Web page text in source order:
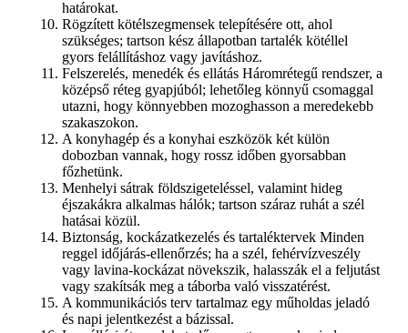
határokat.
Rögzített kötélszegmensek telepítésére ott, ahol
szükséges; tartson kész állapotban tartalék kötéllel
gyors felállításhoz vagy javításhoz.
Felszerelés, menedék és ellátás Háromrétegű rendszer, a
középső réteg gyapjúból; lehetőleg könnyű csomaggal
utazni, hogy könnyebben mozoghasson a meredekebb
szakaszokon.
A konyhagép és a konyhai eszközök két külön
dobozban vannak, hogy rossz időben gyorsabban
főzhetünk.
Menhelyi sátrak földszigeteléssel, valamint hideg
éjszakákra alkalmas hálók; tartson száraz ruhát a szél
hatásai közül.
Biztonság, kockázatkezelés és tartaléktervek Minden
reggel időjárás-ellenőrzés; ha a szél, fehérvízveszély
vagy lavina-kockázat növekszik, halasszák el a feljutást
vagy szakítsák meg a táborba való visszatérést.
A kommunikációs terv tartalmaz egy műholdas jeladó
és napi jelentkezést a bázissal.